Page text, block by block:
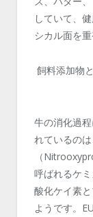
していて、
シカル面を
飼料添加物
牛の消化過
れているの
（
呼ばれるケ
酸化ケイ素
ようです。